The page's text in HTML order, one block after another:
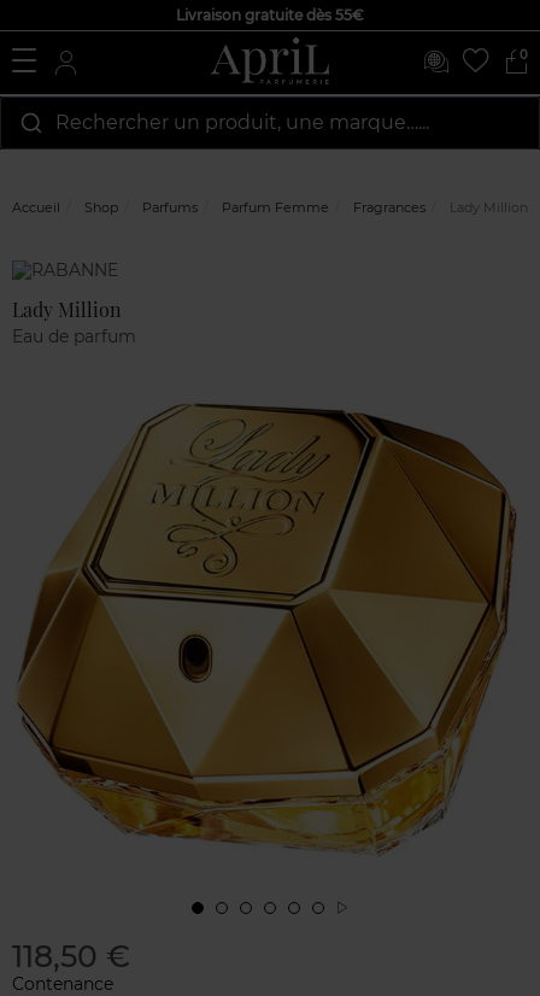
Livraison gratuite dès 55€
0
Rechercher un produit, une marque…...
Accueil Shop Parfums Parfum Femme Fragrances Lady Million
Marque
Lady Million
Eau de parfum
118,50 €
Contenance